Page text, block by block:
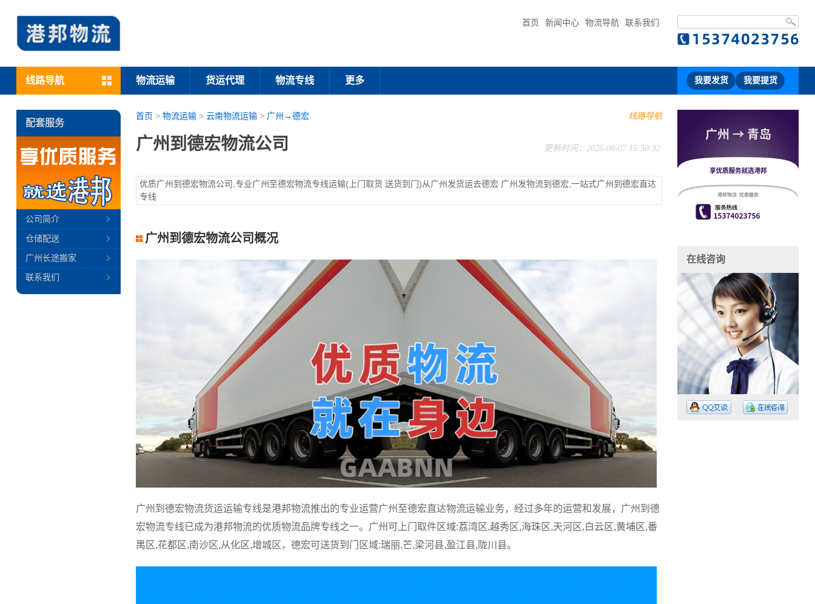
首页 新闻中心 物流导航 联系我们
线路导航 物流运输 货运代理 物流专线 更多 我要发货 我要提货
线路导航
首页 > 物流运输> 云南物流运输> 广州→德宏
广州到德宏物流公司 更新时间：2026-08-07 15:50:32
优质广州到德宏物流公司,专业广州至德宏物流专线运输(上门取货 送货到门)从广州发货运去德宏 广州发物流到德宏,一站式广州到德宏直达
专线
广州到德宏物流公司概况
广州到德宏物流货运运输专线是港邦物流推出的专业运营广州至德宏直达物流运输业务，经过多年的运营和发展，广州到德
宏物流专线已成为港邦物流的优质物流品牌专线之一。广州可上门取件区域:荔湾区,越秀区,海珠区,天河区,白云区,黄埔区,番
禺区,花都区,南沙区,从化区,增城区，德宏可送货到门区域:瑞丽,芒,梁河县,盈江县,陇川县。
配套服务
公司简介
仓储配送
广州长途搬家
联系我们
在线咨询